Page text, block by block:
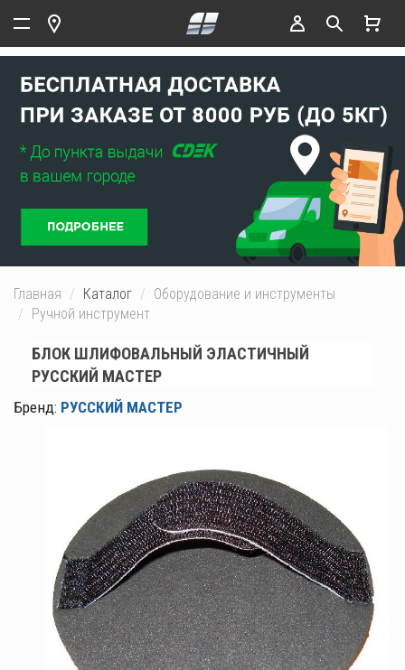
Главная Каталог
Оборудование и инструменты
Ручной инструмент
БЛОК ШЛИФОВАЛЬНЫЙ ЭЛАСТИЧНЫЙ
РУССКИЙ МАСТЕР
Бренд: РУССКИЙ МАСТЕР